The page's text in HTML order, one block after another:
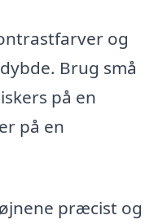
og
Brug små
på en
på en
præcist og